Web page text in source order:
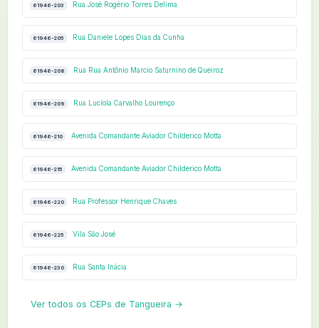
61946-203 Rua José Rogério Torres Delima
61946-205 Rua Daniele Lopes Dias da Cunha
61946-208 Rua Rua Antônio Marcio Saturnino de Queiroz
61946-209 Rua Lucíola Carvalho Lourenço
61946-210 Avenida Comandante Aviador Childerico Motta
61946-215 Avenida Comandante Aviador Childerico Motta
61946-220 Rua Professor Henrique Chaves
61946-225 Vila São José
61946-230 Rua Santa Inácia
Ver todos os CEPs de Tangueira →